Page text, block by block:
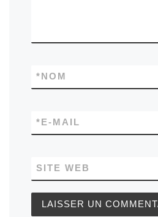
NOM
*
E-MAIL
*
SITE WEB